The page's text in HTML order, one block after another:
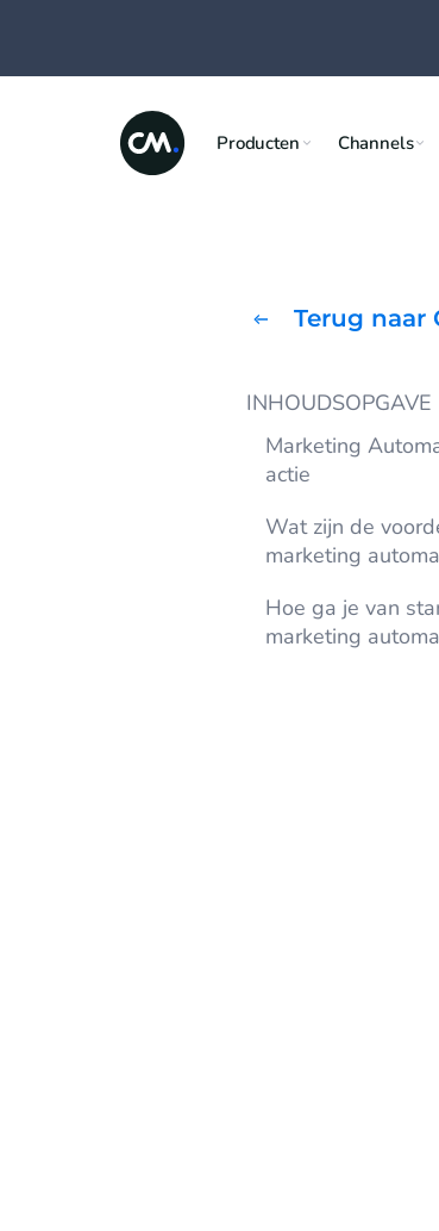
Producten Channels
Terug naar
INHOUDSOPGAVE
Marketing
actie
Wat zijn de
marketing
Hoe ga je van
marketing